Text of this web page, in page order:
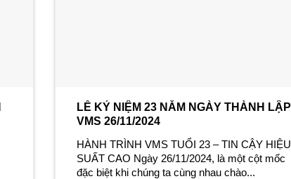
LỄ KỶ NIỆM 23 NĂM NGÀY THÀNH LẬP
VMS 26/11/2024
HÀNH TRÌNH VMS TUỔI 23 – TIN CẬY HIỆU
SUẤT CAO Ngày 26/11/2024, là một cột mốc
đặc biệt khi chúng ta cùng nhau chào...